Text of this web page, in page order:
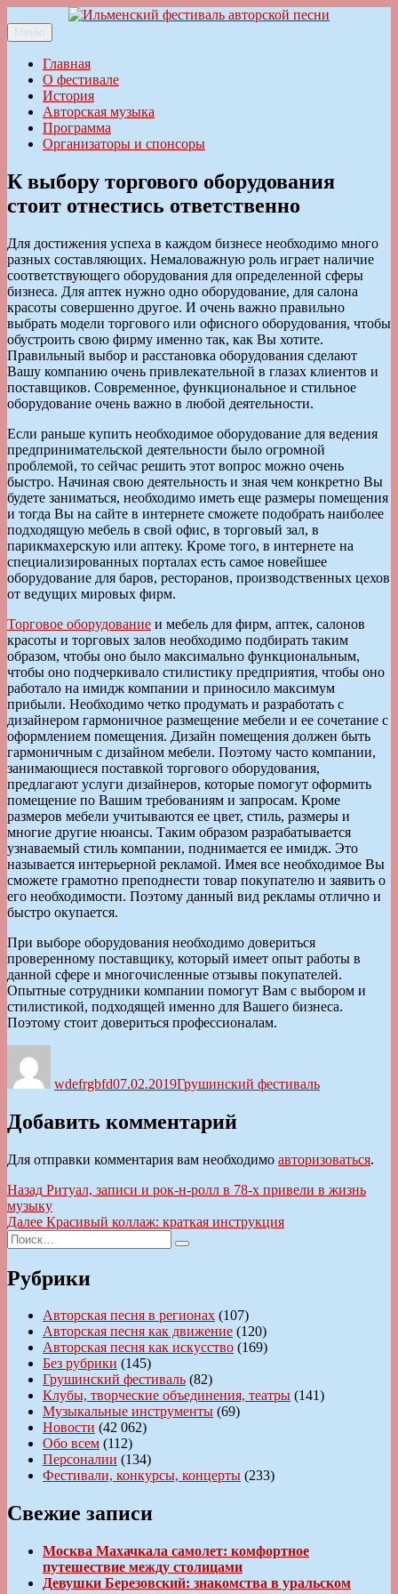
к
содержимому
Ильменский фестиваль авторской песни
Меню
Главная
О фестивале
История
Авторская музыка
Программа
Организаторы и спонсоры
К выбору торгового оборудования
стоит отнестись ответственно
Для достижения успеха в каждом бизнесе необходимо много
разных составляющих. Немаловажную роль играет наличие
соответствующего оборудования для определенной сферы
бизнеса. Для аптек нужно одно оборудование, для салона
красоты совершенно другое. И очень важно правильно
выбрать модели торгового или офисного оборудования, чтобы
обустроить свою фирму именно так, как Вы хотите.
Правильный выбор и расстановка оборудования сделают
Вашу компанию очень привлекательной в глазах клиентов и
поставщиков. Современное, функциональное и стильное
оборудование очень важно в любой деятельности.
Если раньше купить необходимое оборудование для ведения
предпринимательской деятельности было огромной
проблемой, то сейчас решить этот вопрос можно очень
быстро. Начиная свою деятельность и зная чем конкретно Вы
будете заниматься, необходимо иметь еще размеры помещения
и тогда Вы на сайте в интернете сможете подобрать наиболее
подходящую мебель в свой офис, в торговый зал, в
парикмахерскую или аптеку. Кроме того, в интернете на
специализированных порталах есть самое новейшее
оборудование для баров, ресторанов, производственных цехов
от ведущих мировых фирм.
Торговое оборудование и мебель для фирм, аптек, салонов
красоты и торговых залов необходимо подбирать таким
образом, чтобы оно было максимально функциональным,
чтобы оно подчеркивало стилистику предприятия, чтобы оно
работало на имидж компании и приносило максимум
прибыли. Необходимо четко продумать и разработать с
дизайнером гармоничное размещение мебели и ее сочетание с
оформлением помещения. Дизайн помещения должен быть
гармоничным с дизайном мебели. Поэтому часто компании,
занимающиеся поставкой торгового оборудования,
предлагают услуги дизайнеров, которые помогут оформить
помещение по Вашим требованиям и запросам. Кроме
размеров мебели учитываются ее цвет, стиль, размеры и
многие другие нюансы. Таким образом разрабатывается
узнаваемый стиль компании, поднимается ее имидж. Это
называется интерьерной рекламой. Имея все необходимое Вы
сможете грамотно преподнести товар покупателю и заявить о
его необходимости. Поэтому данный вид рекламы отлично и
быстро окупается.
При выборе оборудования необходимо довериться
проверенному поставщику, который имеет опыт работы в
данной сфере и многочисленные отзывы покупателей.
Опытные сотрудники компании помогут Вам с выбором и
стилистикой, подходящей именно для Вашего бизнеса.
Поэтому стоит довериться профессионалам.
wdefrgbfd07.02.2019Грушинский фестиваль
Добавить комментарий
Для отправки комментария вам необходимо авторизоваться.
Навигация
по
записям
Назад Предыдущая
запись:
Ритуал, записи и рок-н-ролл в 78-х привели в жизнь
музыку
Далее Следующая
Красивый коллаж: краткая инструкция
Искать:
Поиск
Рубрики
Авторская песня в регионах (107)
Авторская песня как движение (120)
Авторская песня как искусство (169)
Без рубрики (145)
Грушинский фестиваль (82)
Клубы, творческие объединения, театры (141)
Музыкальные инструменты (69)
Новости (42 062)
Обо всем (112)
Персоналии (134)
Фестивали, конкурсы, концерты (233)
Свежие записи
Москва Махачкала самолет: комфортное
путешествие между столицами
Девушки Березовский: знакомства в уральском